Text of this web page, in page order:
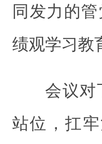
同发力的
绩观学习教
会议对
站位，扛